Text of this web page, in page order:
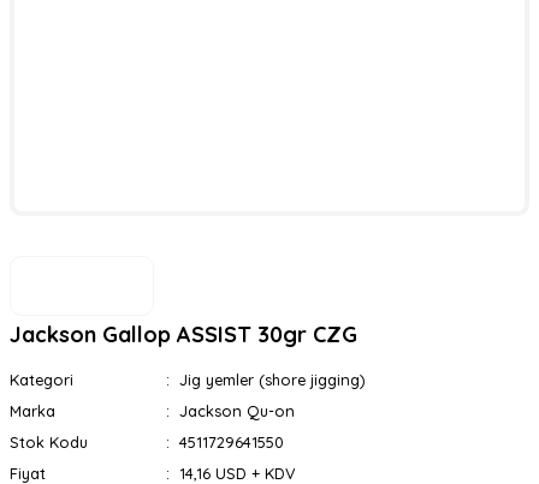
Jackson Gallop ASSIST 30gr CZG
Kategori
Jig yemler (shore jigging)
Marka
Jackson Qu-on
Stok Kodu
4511729641550
Fiyat
14,16 USD + KDV